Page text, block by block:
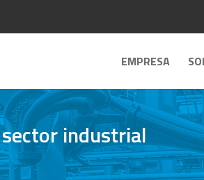
EMPRESA
industrial